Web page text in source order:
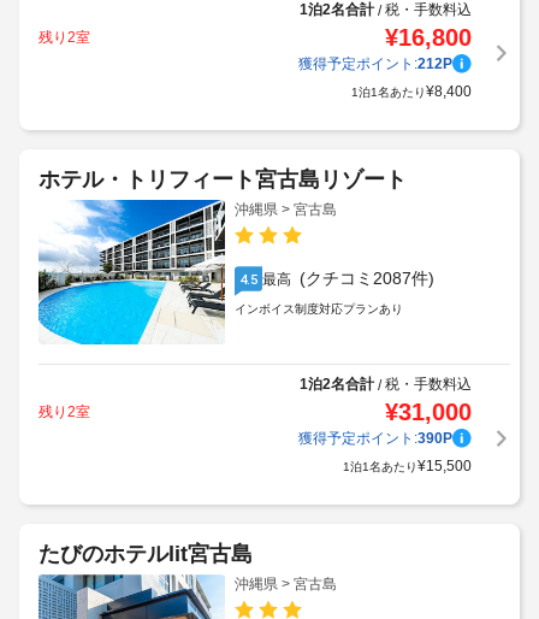
1泊2名合計/税・手数料込
残り2室
¥16,800
獲得予定ポイント:212P
1泊1名あたり¥8,400
ホテル・トリフィート宮古島リゾート
沖縄県 > 宮古島
4.5 最高 (クチコミ2087件)
インボイス制度対応プランあり
1泊2名合計/税・手数料込
残り2室
¥31,000
獲得予定ポイント:390P
1泊1名あたり¥15,500
たびのホテルlit宮古島
沖縄県 > 宮古島